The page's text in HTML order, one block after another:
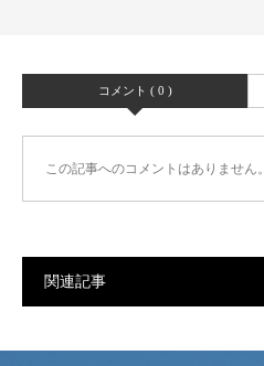
コメント ( 0 )
この記事へのコメントはありません。
関連記事